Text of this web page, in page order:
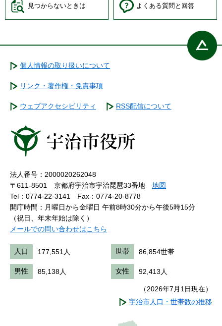
見つからないときは よくある質問と回答
個人情報の取り扱いについて
リンク・著作権・免責事項
ウェブアクセシビリティ RSS配信について
法人番号：2000020262048
〒611-8501 京都府宇治市宇治琵琶33番地 地図
Tel：0774-22-3141
Fax：0774-20-8778
開庁時間：月曜日から金曜日 午前8時30分から午後5時15分
（祝日、年末年始は除く）
メールでの問い合わせはこちら
人口 177,551人 世帯 86,854世帯
男性 85,138人 女性 92,413人
（2026年7月1日現在）
宇治市人口・世帯数の推移